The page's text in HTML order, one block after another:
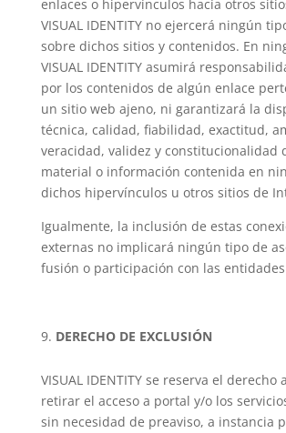
enlaces o hipervínculos hacía otros
VISUAL IDENTITY no ejercerá ningún
sobre dichos sitios y contenidos. En
VISUAL IDENTITY asumirá
por los contenidos de algún enlace
un sitio web ajeno, ni garantizará la
técnica, calidad, fiabilidad, exactitud,
veracidad, validez y constitucionalidad
material o información contenida en
dichos hipervínculos u otros sitios de
Igualmente, la inclusión de estas
externas no implicará ningún tipo de
fusión o participación con las
DERECHO DE EXCLUSIÓN
VISUAL IDENTITY se reserva el derecho
retirar el acceso a portal y/o los
sin necesidad de preaviso, a instancia